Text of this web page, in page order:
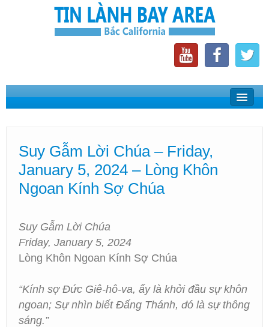
Home
Phát Thanh Tin Lành Bay Area
Các Hội Thánh Bắc California
Suy Gẫm Lời Chúa – Friday,
January 5, 2024 – Lòng Khôn
Ngoan Kính Sợ Chúa
Suy Gẫm Lời Chúa
Friday, January 5, 2024
Lòng Khôn Ngoan Kính Sợ Chúa
“Kính sợ Đức Giê-hô-va, ấy là khởi đầu sự khôn
ngoan; Sự nhìn biết Đấng Thánh, đó là sự thông
sáng.”